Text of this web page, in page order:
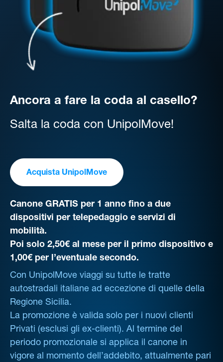
Ancora a fare la coda al casello?
Salta la coda con UnipolMove!
Acquista UnipolMove
Canone GRATIS per 1 anno fino a due
dispositivi per telepedaggio e servizi di
mobilità.
Poi solo 2,50€ al mese per il primo dispositivo e
1,00€ per l’eventuale secondo.
Con UnipolMove viaggi su tutte le tratte
autostradali italiane ad eccezione di quelle della
Regione Sicilia.
La promozione è valida solo per i nuovi clienti
Privati (esclusi gli ex-clienti). Al termine del
periodo promozionale si applica il canone in
vigore al momento dell’addebito, attualmente pari